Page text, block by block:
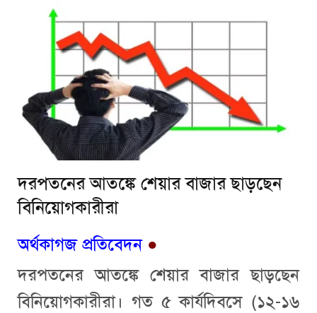
দরপতনের আতঙ্কে শেয়ার বাজার ছাড়ছেন
বিনিয়োগকারীরা
অর্থকাগজ প্রতিবেদন ●
দরপতনের আতঙ্কে শেয়ার বাজার ছাড়ছেন
বিনিয়োগকারীরা। গত ৫ কার্যদিবসে (১২-১৬